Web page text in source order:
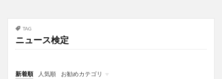
TAG
ニュース検定
新着順 人気順
お勧めカテゴリ